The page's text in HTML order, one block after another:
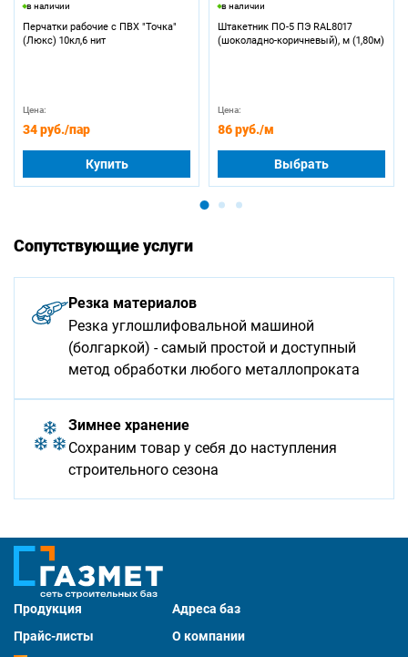
в наличии
Перчатки рабочие с ПВХ "Точка"
(Люкс) 10кл,6 нит
Цена:
34 руб./пар
Купить
в наличии
Штакетник ПО-5 ПЭ RAL8017
(шоколадно-коричневый), м (1,80м)
Цена:
86 руб./м
Выбрать
Сопутствующие услуги
Резка материалов
Резка углошлифовальной машиной
(болгаркой) - самый простой и доступный
метод обработки любого металлопроката
Зимнее хранение
Сохраним товар у себя до наступления
строительного сезона
Продукция
Адреса баз
Прайс-листы
О компании